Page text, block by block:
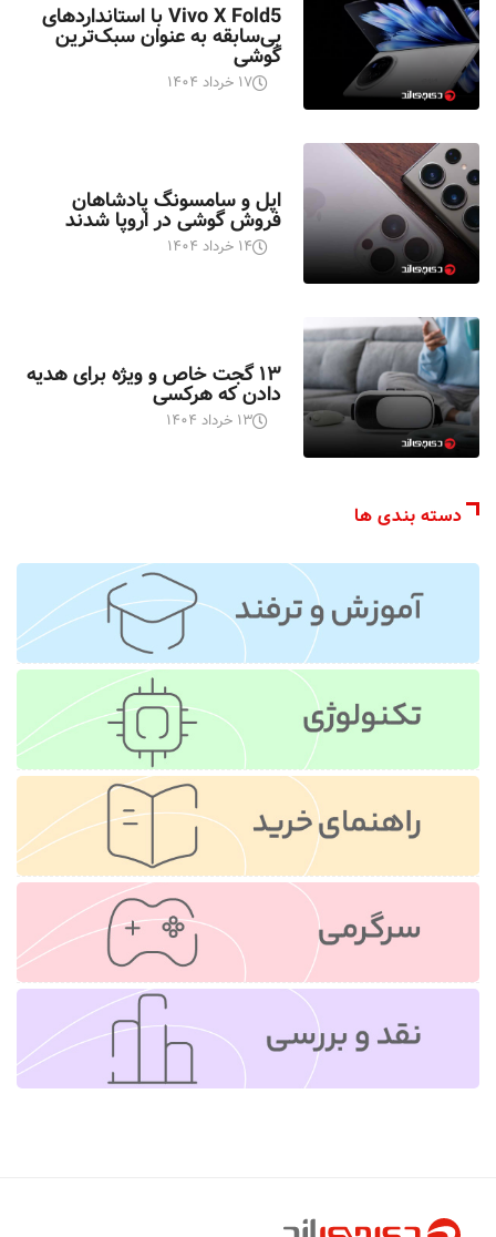
Vivo X Fold5 با استانداردهای
بی‌سابقه به عنوان سبک‌ترین
گوشی
۱۷ خرداد ۱۴۰۴
اپل و سامسونگ پادشاهان
فروش گوشی در اروپا شدند
۱۴ خرداد ۱۴۰۴
۱۳ گجت خاص و ویژه برای هدیه
دادن که هرکسی
۱۳ خرداد ۱۴۰۴
دسته بندی ها